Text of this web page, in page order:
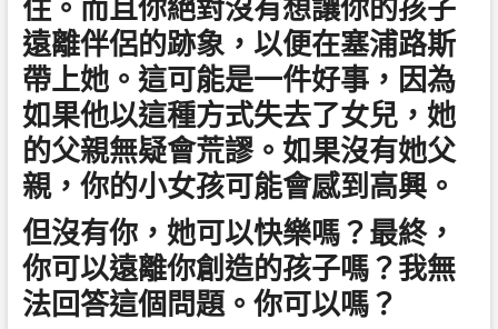
住。而且你絕對沒有想讓你的孩子
遠離伴侶的跡象，以便在塞浦路斯
帶上她。這可能是一件好事，因為
如果他以這種方式失去了女兒，她
的父親無疑會荒謬。如果沒有她父
親，你的小女孩可能會感到高興。
但沒有你，她可以快樂嗎？最終，
你可以遠離你創造的孩子嗎？我無
法回答這個問題。你可以嗎？